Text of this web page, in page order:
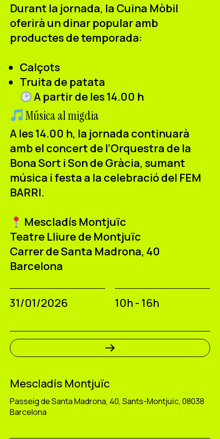
Durant la jornada, la Cuina Mòbil
oferirà un dinar popular amb
productes de temporada:
Calçots
Truita de patata
A partir de les 14.00 h
Música al migdia
A les14.00 h, la jornada continuarà
amb el concert de l’Orquestra de la
Bona Sort i Son de Gràcia, sumant
música i festa a la celebració del FEM
BARRI.
Mescladís Montjuïc
Teatre Lliure de Montjuïc
Carrer de Santa Madrona, 40
Barcelona
31/01/2026 10h - 16h
Mescladís Montjuïc
Passeig de Santa Madrona, 40, Sants-Montjuïc, 08038
Barcelona